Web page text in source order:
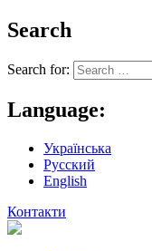
Search
Search for:
Language:
Українська
Русский
English
Контакти